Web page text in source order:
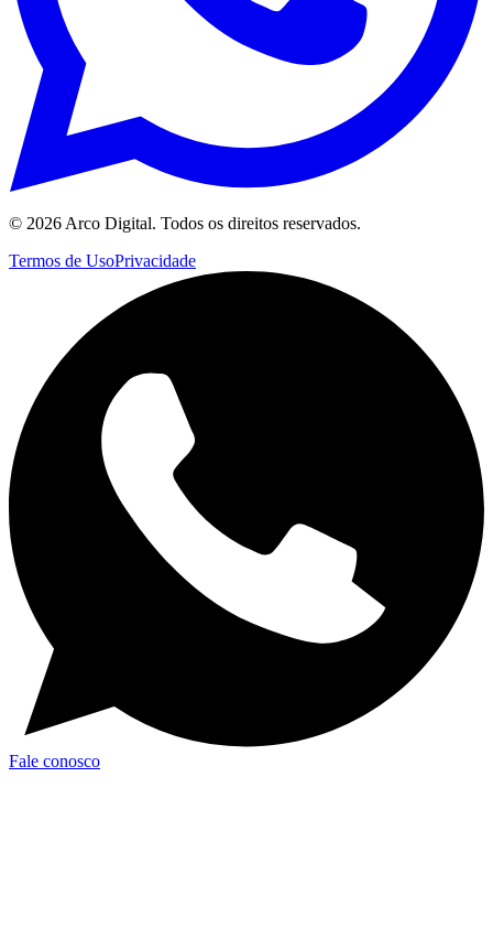
© 2026 Arco Digital. Todos os direitos reservados.
Termos de UsoPrivacidade
Fale conosco